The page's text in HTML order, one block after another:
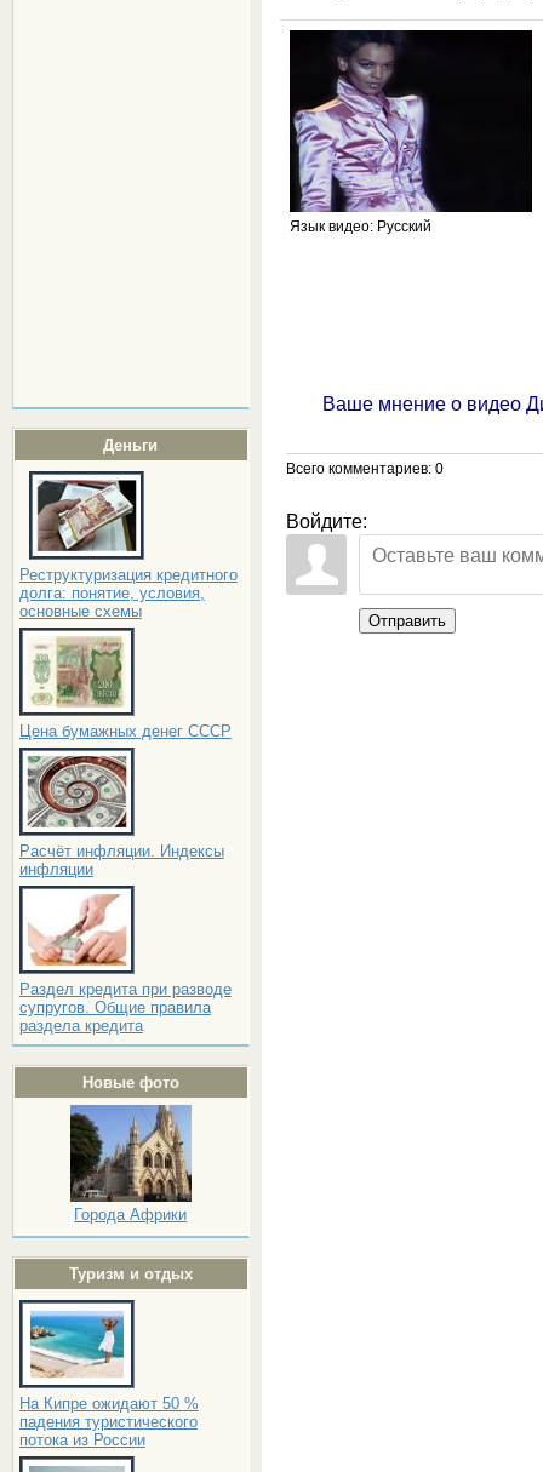
Деньги
Реструктуризация кредитного
долга: понятие, условия,
основные схемы
Цена бумажных денег СССР
Расчёт инфляции. Индексы
инфляции
Раздел кредита при разводе
супругов. Общие правила
раздела кредита
Новые фото
Города Африки
Туризм и отдых
На Кипре ожидают 50 %
падения туристического
потока из России
Язык видео: Русский
Ваше мнение о видео
Всего комментариев: 0
Войдите:
Отправить